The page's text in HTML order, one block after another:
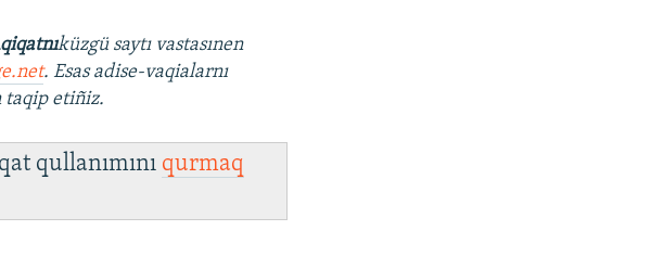
küzgü saytı vastasınen
. Esas adise-vaqialarnı
taqip etiñiz.
qullanımını qurmaq